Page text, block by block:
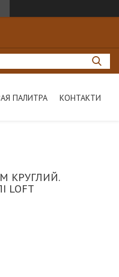
ПАЛИТРА КОНТАКТИ
КРУГЛИЙ.
LOFT